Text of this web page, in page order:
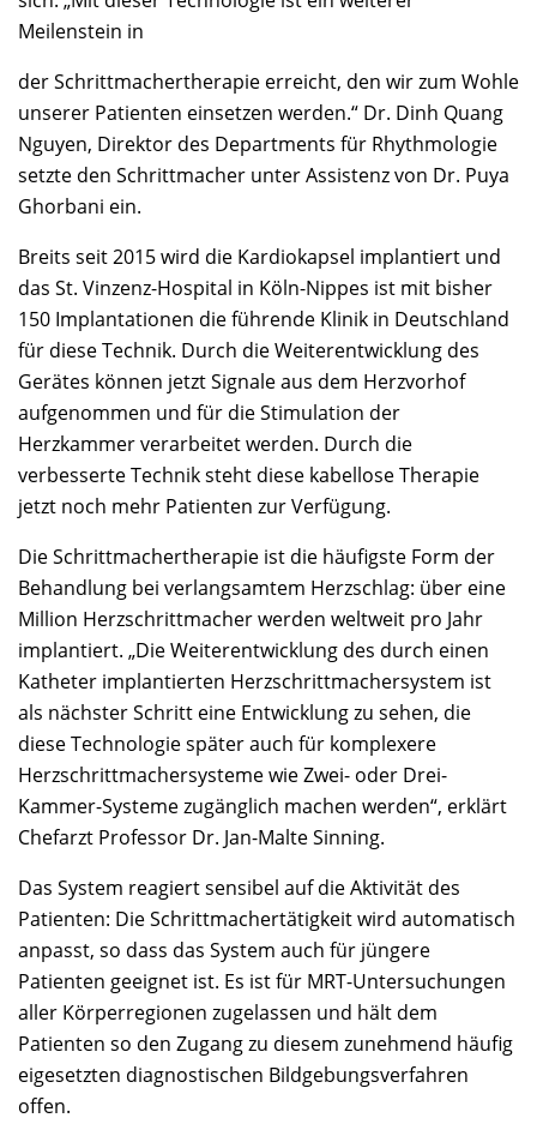
Meilenstein in
der Schrittmachertherapie erreicht, den wir zum Wohle
unserer Patienten einsetzen werden.“ Dr. Dinh Quang
Nguyen, Direktor des Departments für Rhythmologie
setzte den Schrittmacher unter Assistenz von Dr. Puya
Ghorbani ein.
Breits seit 2015 wird die Kardiokapsel implantiert und
das St. Vinzenz-Hospital in Köln-Nippes ist mit bisher
150 Implantationen die führende Klinik in Deutschland
für diese Technik. Durch die Weiterentwicklung des
Gerätes können jetzt Signale aus dem Herzvorhof
aufgenommen und für die Stimulation der
Herzkammer verarbeitet werden. Durch die
verbesserte Technik steht diese kabellose Therapie
jetzt noch mehr Patienten zur Verfügung.
Die Schrittmachertherapie ist die häufigste Form der
Behandlung bei verlangsamtem Herzschlag: über eine
Million Herzschrittmacher werden weltweit pro Jahr
implantiert. „Die Weiterentwicklung des durch einen
Katheter implantierten Herzschrittmachersystem ist
als nächster Schritt eine Entwicklung zu sehen, die
diese Technologie später auch für komplexere
Herzschrittmachersysteme wie Zwei- oder Drei-
Kammer-Systeme zugänglich machen werden“, erklärt
Chefarzt Professor Dr. Jan-Malte Sinning.
Das System reagiert sensibel auf die Aktivität des
Patienten: Die Schrittmachertätigkeit wird automatisch
anpasst, so dass das System auch für jüngere
Patienten geeignet ist. Es ist für MRT-Untersuchungen
aller Körperregionen zugelassen und hält dem
Patienten so den Zugang zu diesem zunehmend häufig
eigesetzten diagnostischen Bildgebungsverfahren
offen.